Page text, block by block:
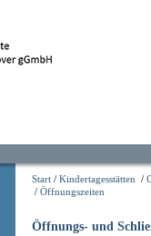
Start / Kindertagesstätten /
/ Öffnungszeiten
Öffnungs- und